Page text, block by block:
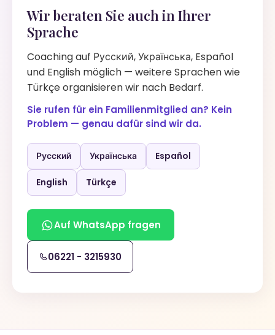
Wir beraten Sie auch in Ihrer
Sprache
Coaching auf Русский, Українська, Español
und English möglich — weitere Sprachen wie
Türkçe organisieren wir nach Bedarf.
Sie rufen für ein Familienmitglied an? Kein
Problem — genau dafür sind wir da.
Русский Українська Español
English Türkçe
Auf WhatsApp fragen
06221 - 3215930